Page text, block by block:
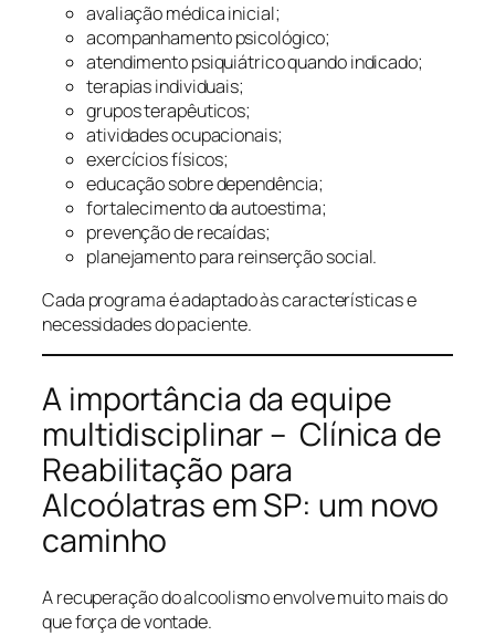
avaliação médica inicial;
acompanhamento psicológico;
atendimento psiquiátrico quando indicado;
terapias individuais;
grupos terapêuticos;
atividades ocupacionais;
exercícios físicos;
educação sobre dependência;
fortalecimento da autoestima;
prevenção de recaídas;
planejamento para reinserção social.
Cada programa é adaptado às características e
necessidades do paciente.
A importância da equipe
multidisciplinar – Clínica de
Reabilitação para
Alcoólatras em SP: um novo
caminho
A recuperação do alcoolismo envolve muito mais do
que força de vontade.